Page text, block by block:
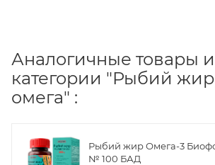
Аналогичные товары
категории "Рыбий
омега" :
Рыбий жир Омега-3
№ 100 БАД